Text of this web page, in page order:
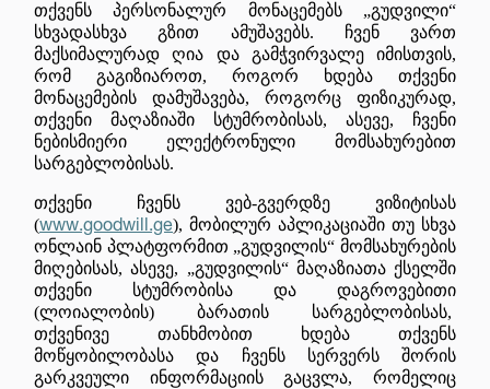
თქვენს პერსონალურ მონაცემებს „გუდვილი“
სხვადასხვა გზით ამუშავებს. ჩვენ ვართ
მაქსიმალურად ღია და გამჭვირვალე იმისთვის,
რომ გაგიზიაროთ, როგორ ხდება თქვენი
მონაცემების დამუშავება, როგორც ფიზიკურად,
თქვენი მაღაზიაში სტუმრობისას, ასევე, ჩვენი
ნებისმიერი ელექტრონული მომსახურებით
სარგებლობისას.
თქვენი ჩვენს ვებ-გვერდზე ვიზიტისას
(www.goodwill.ge), მობილურ აპლიკაციაში თუ სხვა
ონლაინ პლატფორმით „გუდვილის“ მომსახურების
მიღებისას, ასევე, „გუდვილის“ მაღაზიათა ქსელში
თქვენი სტუმრობისა და დაგროვებითი
(ლოიალობის) ბარათის სარგებლობისას,
თქვენივე თანხმობით ხდება თქვენს
მოწყობილობასა და ჩვენს სერვერს შორის
გარკვეული ინფორმაციის გაცვლა, რომელიც